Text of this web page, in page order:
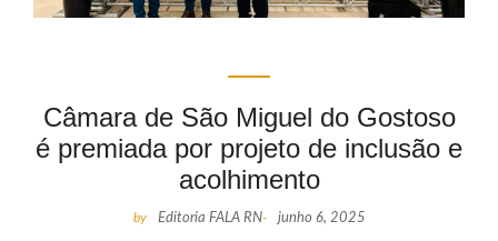
Câmara de São Miguel do Gostoso
é premiada por projeto de inclusão e
acolhimento
by Editoria FALA RN- junho 6, 2025